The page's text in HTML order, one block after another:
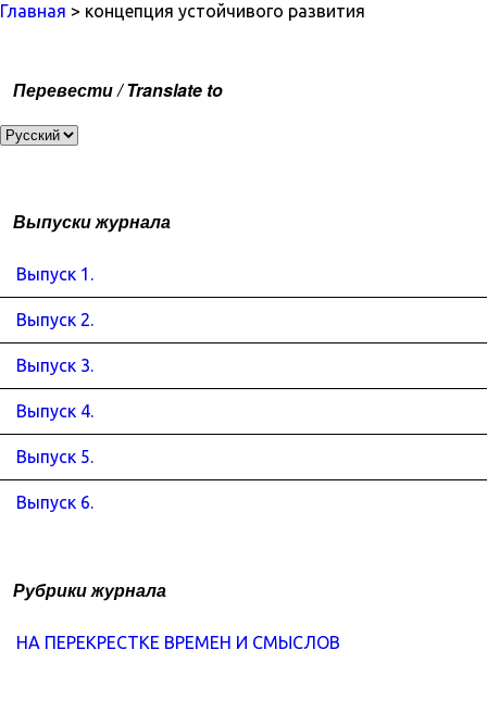
Главная > концепция устойчивого развития
Перевести / Translate to
Выпуски журнала
Выпуск 1.
Выпуск 2.
Выпуск 3.
Выпуск 4.
Выпуск 5.
Выпуск 6.
Рубрики журнала
НА ПЕРЕКРЕСТКЕ ВРЕМЕН И СМЫСЛОВ